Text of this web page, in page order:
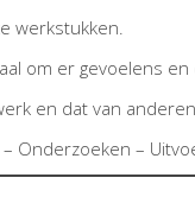
werkstukken.
om er gevoelens
en dat van
– Onderzoeken –